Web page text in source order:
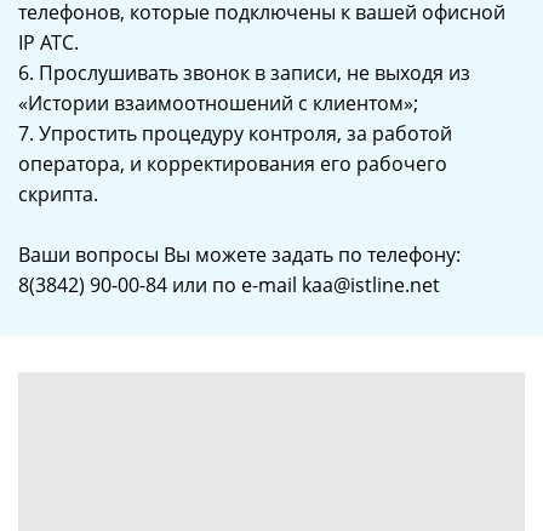
телефонов, которые подключены к вашей офисной
IP АТС.
6. Прослушивать звонок в записи, не выходя из
«Истории взаимоотношений с клиентом»;
7. Упростить процедуру контроля, за работой
оператора, и корректирования его рабочего
скрипта.
Ваши вопросы Вы можете задать по телефону:
8(3842) 90-00-84 или по e-mail kaa@istline.net